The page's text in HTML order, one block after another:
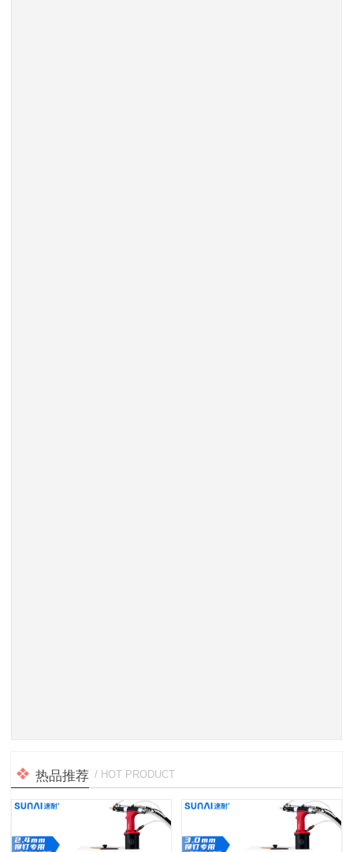
热品推荐 / HOT PRODUCT